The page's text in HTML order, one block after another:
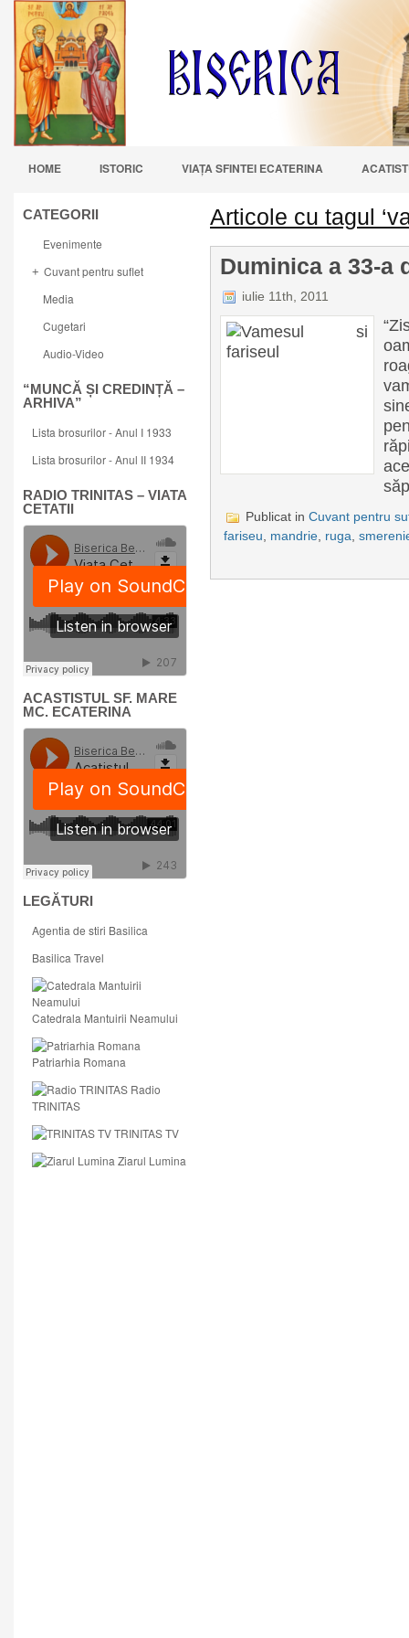
HOME ISTORIC VIAŢA SFINTEI ECATERINA
CATEGORII
Evenimente
+ Cuvant pentru suflet
Media
Cugetari
Audio-Video
“MUNCĂ ȘI CREDINȚĂ –
ARHIVA”
Lista brosurilor - Anul I 1933
Lista brosurilor - Anul II 1934
RADIO TRINITAS – VIATA
CETATII
ACASTISTUL SF. MARE
MC. ECATERINA
LEGĂTURI
Agentia de stiri Basilica
Basilica Travel
Catedrala Mantuirii Neamului
Patriarhia Romana
Radio
TRINITAS
TRINITAS TV
Ziarul Lumina
Articole cu tagul
Duminica a 33-a
iulie 11th, 2011
Publicat in Cuvant pentru
fariseu, mandrie, ruga,